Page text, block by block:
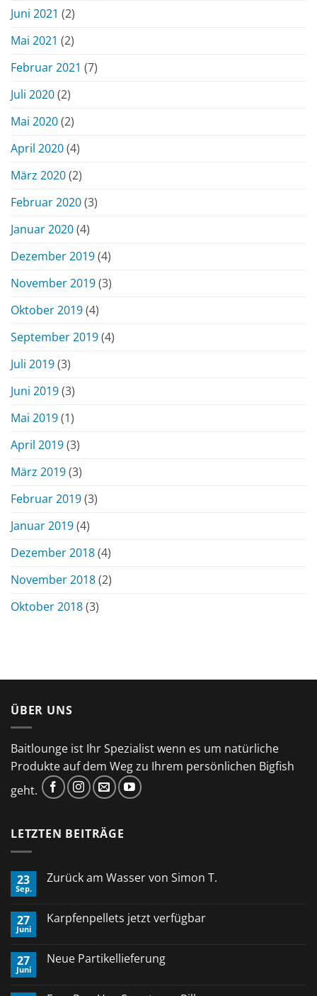
Juni 2021 (2)
Mai 2021 (2)
Februar 2021 (7)
Juli 2020(2)
Mai 2020(2)
April 2020(4)
März 2020(2)
Februar 2020(3)
Januar 2020(4)
Dezember 2019(4)
November 2019(3)
Oktober 2019(4)
September 2019(4)
Juli 2019(3)
Juni 2019(3)
Mai 2019(1)
April 2019(3)
März 2019(3)
Februar 2019(3)
Januar 2019(4)
Dezember 2018(4)
November 2018(2)
Oktober 2018(3)
ÜBER UNS
Baitlounge ist Ihr Spezialist wenn es um natürliche
Produkte auf dem Weg zu Ihrem persönlichen Bigfish
geht.
LETZTEN BEITRÄGE
23
Sep.
Zurück am Wasser von Simon T.
Zurück
Simon
T.
27
Juni
Karpfenpellets jetzt verfügbar
Karpfenpellets
27
Juni
Neue Partikellieferung